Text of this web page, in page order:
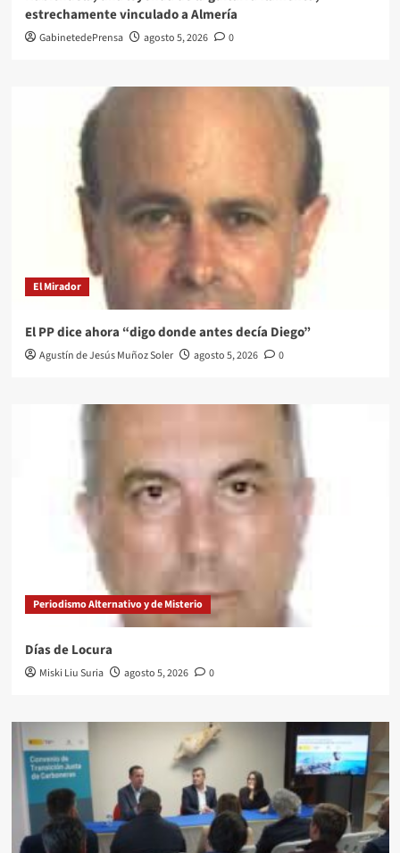
estrechamente vinculado a Almería
GabinetedePrensa agosto 5, 2026 0
El Mirador
El PP dice ahora “digo donde antes decía Diego”
Agustín de Jesús Muñoz Soler agosto 5, 2026 0
Periodismo Alternativo y de Misterio
Días de Locura
Miski Liu Suria agosto 5, 2026 0